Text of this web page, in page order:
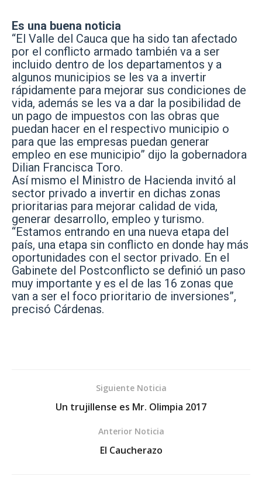
Es una buena noticia
“El Valle del Cauca que ha sido tan afectado
por el conflicto armado también va a ser
incluido dentro de los departamentos y a
algunos municipios se les va a invertir
rápidamente para mejorar sus condiciones de
vida, además se les va a dar la posibilidad de
un pago de impuestos con las obras que
puedan hacer en el respectivo municipio o
para que las empresas puedan generar
empleo en ese municipio” dijo la gobernadora
Dilian Francisca Toro.
Así mismo el Ministro de Hacienda invitó al
sector privado a invertir en dichas zonas
prioritarias para mejorar calidad de vida,
generar desarrollo, empleo y turismo.
“Estamos entrando en una nueva etapa del
país, una etapa sin conflicto en donde hay más
oportunidades con el sector privado. En el
Gabinete del Postconflicto se definió un paso
muy importante y es el de las 16 zonas que
van a ser el foco prioritario de inversiones”,
precisó Cárdenas.
Siguiente Noticia
Un trujillense es Mr. Olimpia 2017
Anterior Noticia
El Caucherazo